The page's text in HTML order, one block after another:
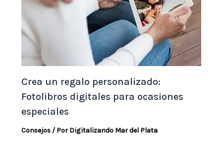
Crea un regalo personalizado:
Fotolibros digitales para ocasiones
especiales
Consejos/ PorDigitalizando Mar del Plata